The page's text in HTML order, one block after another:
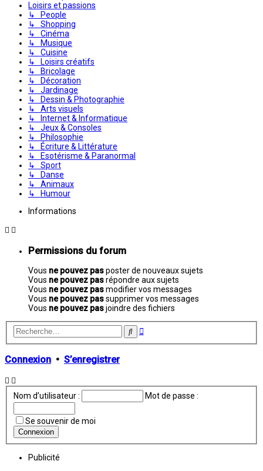
Loisirs et passions
↳ People
↳ Shopping
↳ Cinéma
↳ Musique
↳ Cuisine
↳ Loisirs créatifs
↳ Bricolage
↳ Décoration
↳ Jardinage
↳ Dessin & Photographie
↳ Arts visuels
↳ Internet & Informatique
↳ Jeux & Consoles
↳ Philosophie
↳ Écriture & Littérature
↳ Esotérisme & Paranormal
↳ Sport
↳ Danse
↳ Animaux
↳ Humour
Informations
Permissions du forum
Vous ne pouvez pasposter de nouveaux sujets
Vous ne pouvez pasrépondre aux sujets
Vous ne pouvez pasmodifier vos messages
Vous ne pouvez passupprimer vos messages
Vous ne pouvez pasjoindre des fichiers
Rechercher
Recherche
Connexion • S’enregistrer
Nom d’utilisateur : Mot de passe :
Se souvenir de moi
Publicité